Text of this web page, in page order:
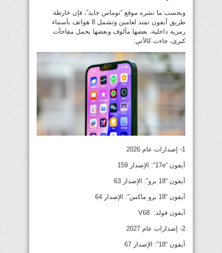
وبحسب ما نشره موقع “توماس جايد”، فإن خارطة
طريق آيفون تمتد لعامين وتشمل 8 هواتف بأسماء
رمزية داخلية، بعضها مألوف وبعضها يحمل مفاجآت
كبرى، جاءت كالآتي:
1- إصدارات عام 2026
آيفون “17e”: الإصدار 159
آيفون “18 برو”: الإصدار 63
آيفون “18 برو ماكس”: الإصدار 64
آيفون فولد: V68
2- إصدارات عام 2027
آيفون “18”: الإصدار 67